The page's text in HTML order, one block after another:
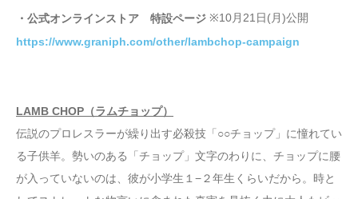
・公式オンラインストア 特設ページ ※10月21日(月)公開
https://www.graniph.com/other/lambchop-campaign
LAMB CHOP（ラムチョップ）
伝説のプロレスラーが繰り出す必殺技「○○チョップ」に憧れてい
る子供羊。勢いのある「チョップ」文字のわりに、チョップに腰
が入っていないのは、彼が小学生１−２年生くらいだから。時と